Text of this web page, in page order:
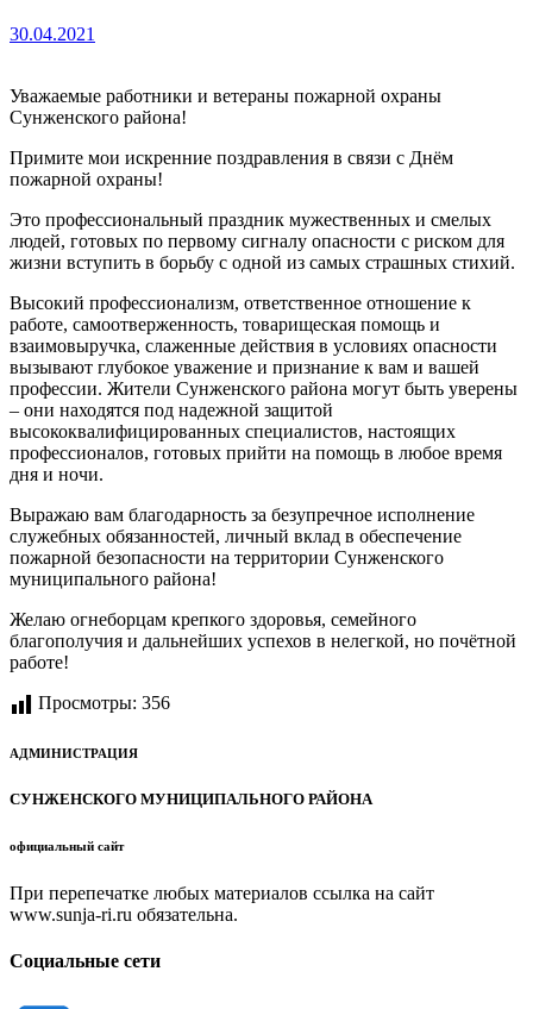
30.04.2021
Уважаемые работники и ветераны пожарной охраны
Сунженского района!
Примите мои искренние поздравления в связи с Днём
пожарной охраны!
Это профессиональный праздник мужественных и смелых
людей, готовых по первому сигналу опасности с риском для
жизни вступить в борьбу с одной из самых страшных стихий.
Высокий профессионализм, ответственное отношение к
работе, самоотверженность, товарищеская помощь и
взаимовыручка, слаженные действия в условиях опасности
вызывают глубокое уважение и признание к вам и вашей
профессии. Жители Сунженского района могут быть уверены
– они находятся под надежной защитой
высококвалифицированных специалистов, настоящих
профессионалов, готовых прийти на помощь в любое время
дня и ночи.
Выражаю вам благодарность за безупречное исполнение
служебных обязанностей, личный вклад в обеспечение
пожарной безопасности на территории Сунженского
муниципального района!
Желаю огнеборцам крепкого здоровья, семейного
благополучия и дальнейших успехов в нелегкой, но почётной
работе!
Просмотры: 356
АДМИНИСТРАЦИЯ
СУНЖЕНСКОГО МУНИЦИПАЛЬНОГО РАЙОНА
официальный сайт
При перепечатке любых материалов ссылка на сайт
www.sunja-ri.ru обязательна.
Социальные сети